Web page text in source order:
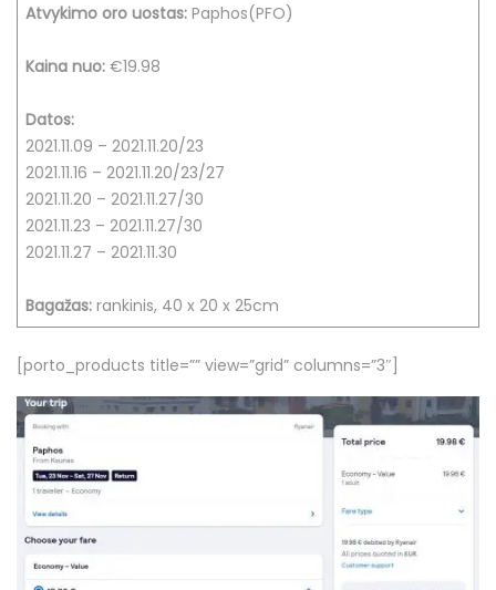
Atvykimo oro uostas: Paphos(PFO)
Kaina nuo: €19.98
Datos:
2021.11.09 – 2021.11.20/23
2021.11.16 – 2021.11.20/23/27
2021.11.20 – 2021.11.27/30
2021.11.23 – 2021.11.27/30
2021.11.27 – 2021.11.30
Bagažas: rankinis, 40 x 20 x 25cm
[porto_products title=”” view=”grid” columns=”3″]